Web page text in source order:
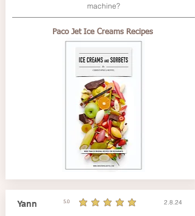
machine?
Paco Jet Ice Creams Recipes
Yann 5.0
durchschnittliches Rating ist 5 von 5 2.8.24